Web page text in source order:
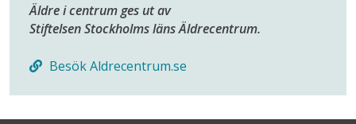
Äldre i centrum ges ut av
Stiftelsen Stockholms läns Äldrecentrum.
Besök Aldrecentrum.se